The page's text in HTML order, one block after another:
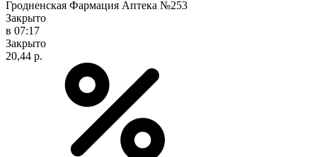
Гродненская Фармация Аптека №253
Закрыто
в 07:17
Закрыто
20,44 р.